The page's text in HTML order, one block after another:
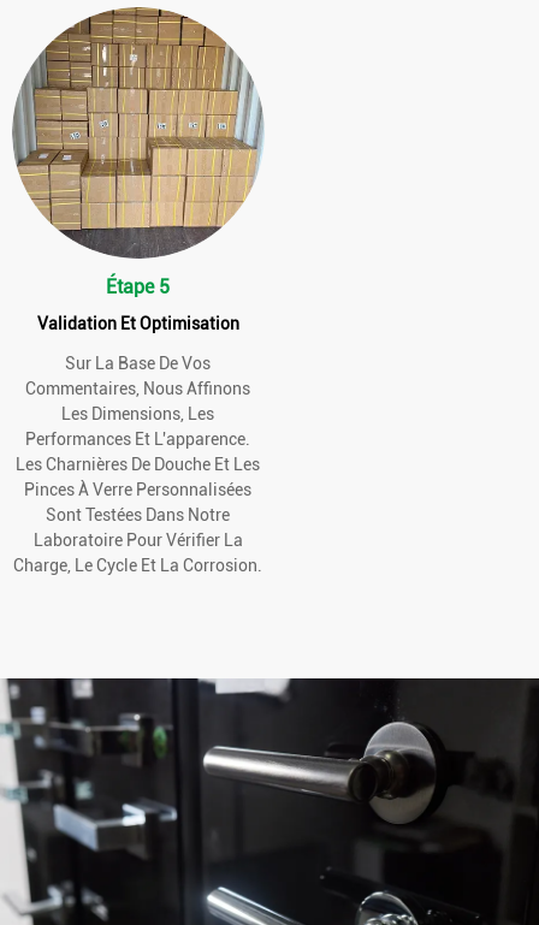
Étape 5
Validation Et Optimisation
Sur La Base De Vos
Commentaires, Nous Affinons
Les Dimensions, Les
Performances Et L'apparence.
Les Charnières De Douche Et Les
Pinces À Verre Personnalisées
Sont Testées Dans Notre
Laboratoire Pour Vérifier La
Charge, Le Cycle Et La Corrosion.